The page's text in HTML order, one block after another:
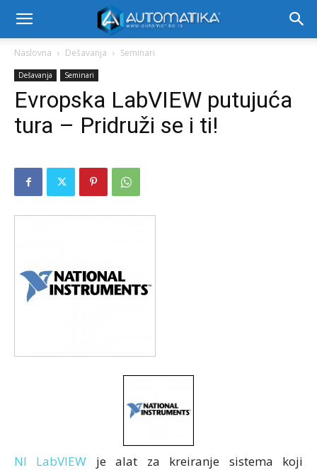
Naslovna Dešavanja Seminari
Dešavanja Seminari
Evropska LabVIEW putujuća
tura – Pridruži se i ti!
NI LabVIEW je alat za kreiranje sistema koji